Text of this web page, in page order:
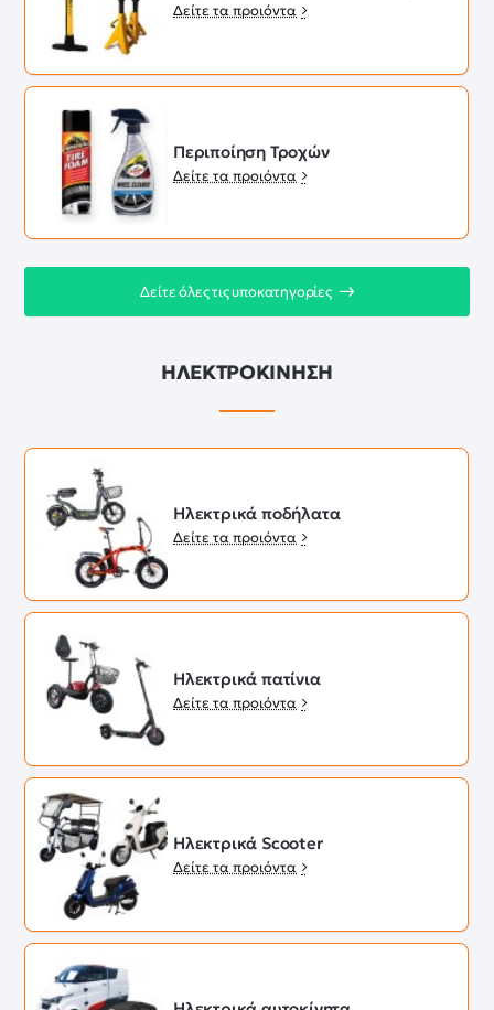
Δείτε τα προιόντα
Περιποίηση Τροχών
Δείτε τα προιόντα
Δείτε όλες τις υποκατηγορίες
ΗΛΕΚΤΡΟΚΙΝΗΣΗ
Ηλεκτρικά ποδήλατα
Δείτε τα προιόντα
Ηλεκτρικά πατίνια
Δείτε τα προιόντα
Ηλεκτρικά Scooter
Δείτε τα προιόντα